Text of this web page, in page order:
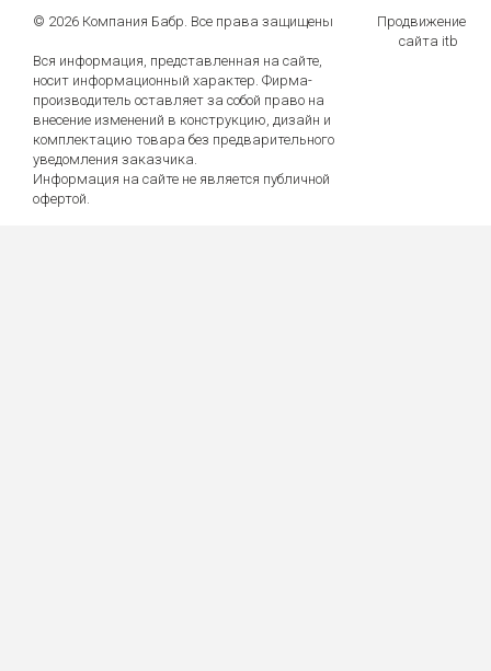
© 2026 Компания Бабр. Все права защищены
Вся информация, представленная на сайте,
носит информационный характер. Фирма-
производитель оставляет за собой право на
внесение изменений в конструкцию, дизайн и
комплектацию товара без предварительного
уведомления заказчика.
Информация на сайте не является публичной
офертой.
Продвижение
сайта itb